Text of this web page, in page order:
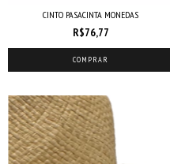
CINTO PASACINTA MONEDAS
R$76,77
COMPRAR